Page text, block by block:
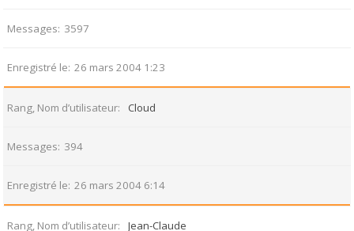
Messages 3597
Enregistré le 26 mars 2004 1:23
Rang, Nom d’utilisateur Cloud
Messages 394
Enregistré le 26 mars 2004 6:14
Rang, Nom d’utilisateur Jean-Claude